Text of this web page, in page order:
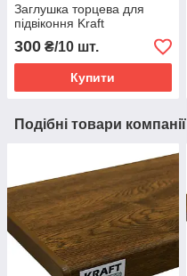
Заглушка торцева для
підвіконня Kraft
300 ₴/10 шт.
Купити
Подібні товари компанії